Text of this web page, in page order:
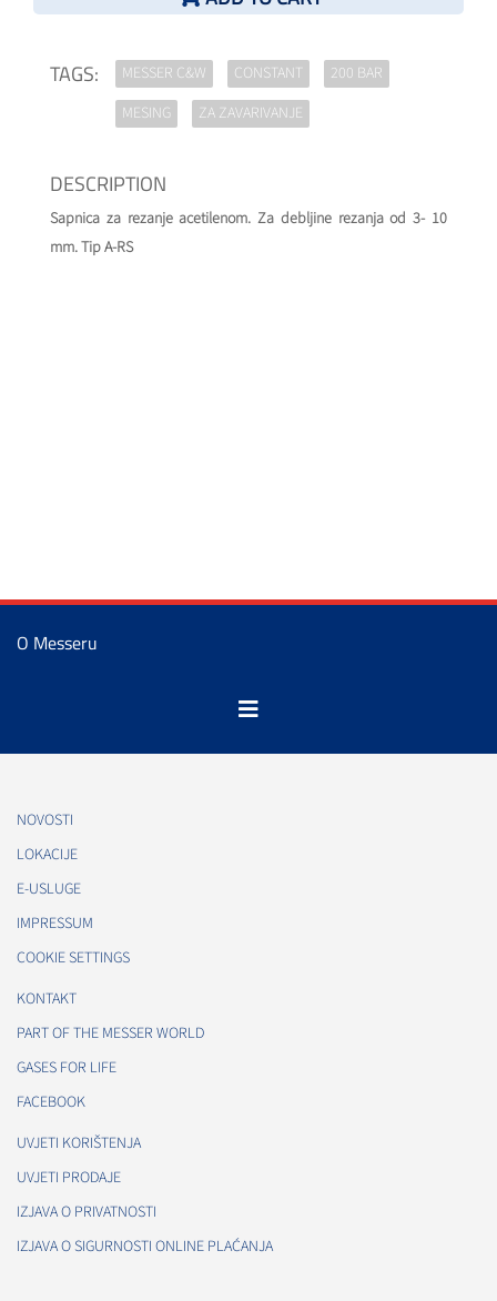
TAGS: MESSER C&W CONSTANT
200 BAR
MESING
ZA ZAVARIVANJE
DESCRIPTION
Sapnica za rezanje acetilenom. Za debljine rezanja od 3- 10
mm. Tip A-RS
O Messeru
NOVOSTI
LOKACIJE
E-USLUGE
IMPRESSUM
COOKIE SETTINGS
KONTAKT
PART OF THE MESSER WORLD
GASES FOR LIFE
FACEBOOK
UVJETI KORIŠTENJA
UVJETI PRODAJE
IZJAVA O PRIVATNOSTI
IZJAVA O SIGURNOSTI ONLINE PLAĆANJA